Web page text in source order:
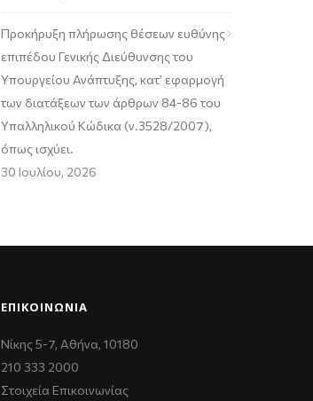
Προκήρυξη πλήρωσης θέσεων ευθύνης
επιπέδου Γενικής Διεύθυνσης του
Υπουργείου Ανάπτυξης, κατ’ εφαρμογή
των διατάξεων των άρθρων 84-86 του
Υπαλληλικού Κώδικα (ν.3528/2007),
όπως ισχύει.
30 Ιουλίου, 2026
ΕΠΙΚΟΙΝΩΝΊΑ
Νίκης 5-7, Αθήνα, 10180
210 333 2000
Στοιχεία Επικοινωνίας